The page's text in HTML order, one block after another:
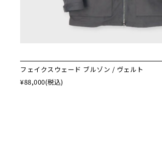
フェイクスウェード ブルゾン / ヴェルト
¥88,000(税込)